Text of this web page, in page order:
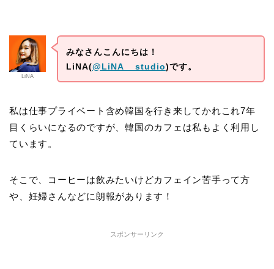
LiNA
みなさんこんにちは！
LiNA(@LiNA__studio)です。
私は仕事プライベート含め韓国を行き来してかれこれ7年
目くらいになるのですが、韓国のカフェは私もよく利用し
ています。
そこで、コーヒーは飲みたいけどカフェイン苦手って方
や、妊婦さんなどに朗報があります！
スポンサーリンク